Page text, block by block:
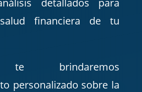
detallados para
financiera de tu
te brindaremos
personalizado sobre la